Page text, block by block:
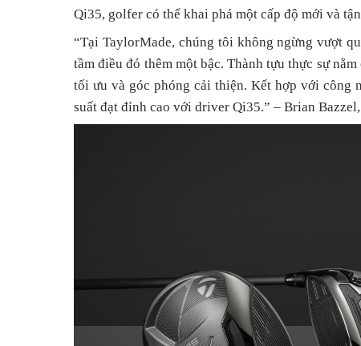
Qi35, golfer có thể khai phá một cấp độ mới và
“Tại TaylorMade, chúng tôi không ngừng vượt
tầm điều đó thêm một bậc. Thành tựu thực sự
tối ưu và góc phóng cải thiện. Kết hợp với công
suất đạt đỉnh cao với driver Qi35.” – Brian